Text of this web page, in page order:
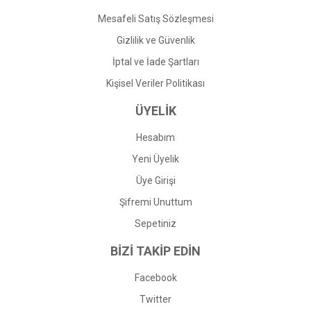
Mesafeli Satış Sözleşmesi
Gizlilik ve Güvenlik
İptal ve İade Şartları
Kişisel Veriler Politikası
ÜYELİK
Hesabım
Yeni Üyelik
Üye Girişi
Şifremi Unuttum
Sepetiniz
BİZİ TAKİP EDİN
Facebook
Twitter